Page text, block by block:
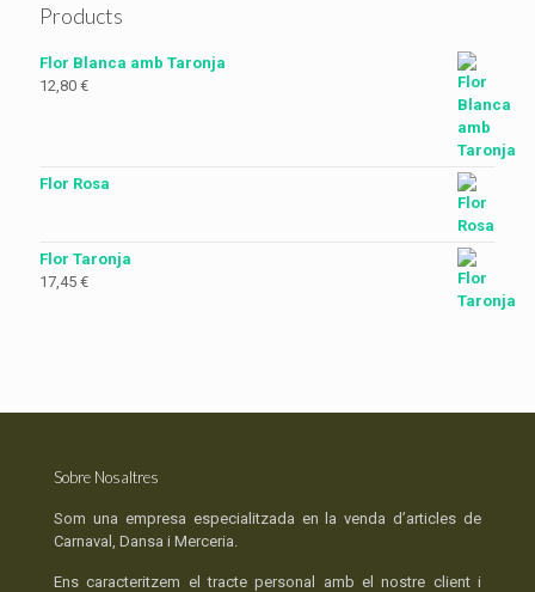
Products
Flor Blanca amb Taronja
12,80 €
Flor Rosa
Flor Taronja
17,45 €
Sobre Nosaltres
Som una empresa especialitzada en la venda d’articles de
Carnaval, Dansa i Merceria.
Ens caracteritzem el tracte personal amb el nostre client i